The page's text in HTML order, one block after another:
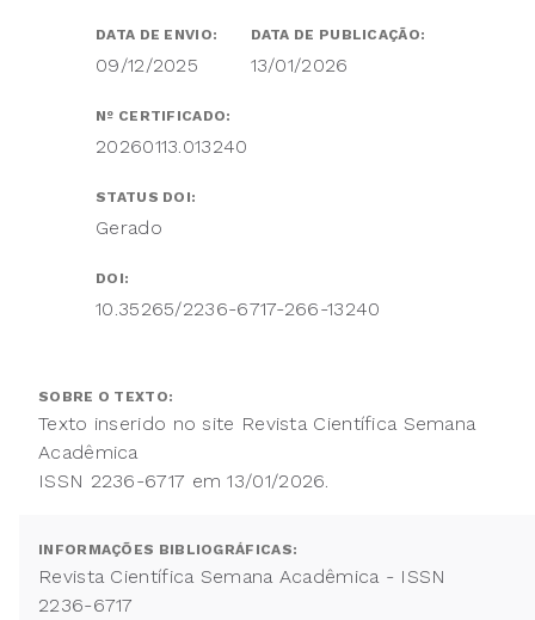
DATA DE ENVIO:
09/12/2025
DATA DE PUBLICAÇÃO:
13/01/2026
Nº CERTIFICADO:
20260113.013240
STATUS DOI:
Gerado
DOI:
10.35265/2236-6717-266-13240
SOBRE O TEXTO:
Texto inserido no site Revista Científica Semana
Acadêmica
ISSN 2236-6717 em 13/01/2026.
INFORMAÇÕES BIBLIOGRÁFICAS:
Revista Científica Semana Acadêmica - ISSN
2236-6717